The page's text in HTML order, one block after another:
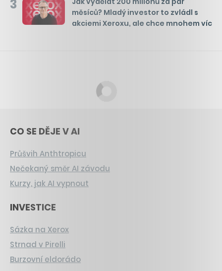
3
měsíců? Mladý investor to zvládl s
akciemi Xeroxu, ale chce mnohem víc
CO SE DĚJE V AI
Průšvih Anthtropicu
Nečekaný směr AI závodu
Kurzy, jak AI vypnout
INVESTICE
Sázka na Xerox
Strnad v Pirelli
Burzovní eldorádo